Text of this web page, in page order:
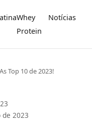
Whey
Protein
Notícias
Top 10 de 2023!
de 2023